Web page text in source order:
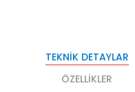
TEKNIK DETAYLAR
ÖZELLIKLER